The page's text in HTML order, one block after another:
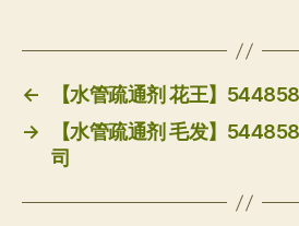
←
【水管疏通剂 花王】
→
【水管疏通剂 毛发】
司